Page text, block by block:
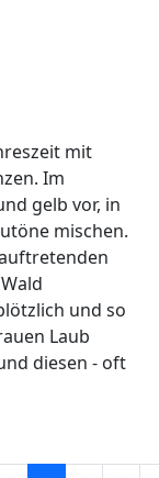
mit
Im
gelb vor, in
mischen.
und so
Laub
diesen - oft